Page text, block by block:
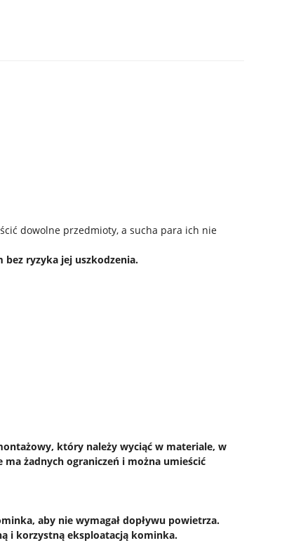
dowolne przedmioty, a sucha para ich nie
ryzyka jej uszkodzenia.
który należy wyciąć w materiale, w
żadnych ograniczeń i można umieścić
aby nie wymagał dopływu powietrza.
i korzystną eksploatacją kominka.